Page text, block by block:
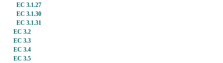
EC 3.1.27
EC 3.1.30
EC 3.1.31
EC 3.2
EC 3.3
EC 3.4
EC 3.5